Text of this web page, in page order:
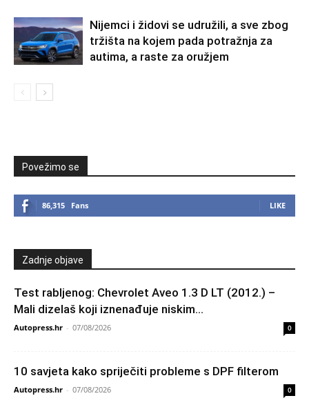
Nijemci i židovi se udružili, a sve zbog
tržišta na kojem pada potražnja za
autima, a raste za oružjem
Povežimo se
86,315 Fans LIKE
Zadnje objave
Test rabljenog: Chevrolet Aveo 1.3 D LT (2012.) –
Mali dizelaš koji iznenađuje niskim...
Autopress.hr - 07/08/2026 0
10 savjeta kako spriječiti probleme s DPF filterom
Autopress.hr - 07/08/2026 0